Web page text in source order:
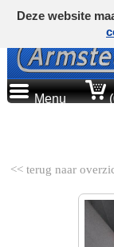
Menu
<< terug naar
Deze website